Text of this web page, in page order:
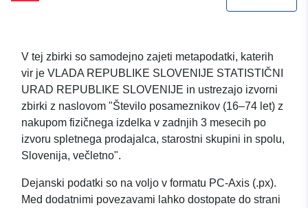
Slovenija, večletno
V tej zbirki so samodejno zajeti metapodatki, katerih
vir je VLADA REPUBLIKE SLOVENIJE STATISTIČNI
URAD REPUBLIKE SLOVENIJE in ustrezajo izvorni
zbirki z naslovom "Število posameznikov (16–74 let) z
nakupom fizičnega izdelka v zadnjih 3 mesecih po
izvoru spletnega prodajalca, starostni skupini in spolu,
Slovenija, večletno".
Dejanski podatki so na voljo v formatu PC-Axis (.px).
Med dodatnimi povezavami lahko dostopate do strani